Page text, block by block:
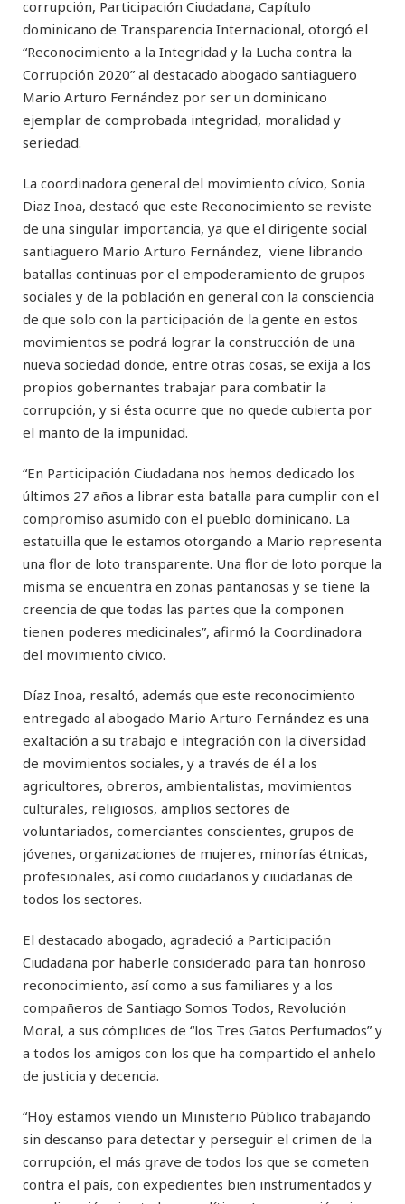
corrupción, Participación Ciudadana, Capítulo
dominicano de Transparencia Internacional, otorgó el
“Reconocimiento a la Integridad y la Lucha contra la
Corrupción 2020” al destacado abogado santiaguero
Mario Arturo Fernández por ser un dominicano
ejemplar de comprobada integridad, moralidad y
seriedad.
La coordinadora general del movimiento cívico, Sonia
Diaz Inoa, destacó que este Reconocimiento se reviste
de una singular importancia, ya que el dirigente social
santiaguero Mario Arturo Fernández, viene librando
batallas continuas por el empoderamiento de grupos
sociales y de la población en general con la consciencia
de que solo con la participación de la gente en estos
movimientos se podrá lograr la construcción de una
nueva sociedad donde, entre otras cosas, se exija a los
propios gobernantes trabajar para combatir la
corrupción, y si ésta ocurre que no quede cubierta por
el manto de la impunidad.
“En Participación Ciudadana nos hemos dedicado los
últimos 27 años a librar esta batalla para cumplir con el
compromiso asumido con el pueblo dominicano. La
estatuilla que le estamos otorgando a Mario representa
una flor de loto transparente. Una flor de loto porque la
misma se encuentra en zonas pantanosas y se tiene la
creencia de que todas las partes que la componen
tienen poderes medicinales”, afirmó la Coordinadora
del movimiento cívico.
Díaz Inoa, resaltó, además que este reconocimiento
entregado al abogado Mario Arturo Fernández es una
exaltación a su trabajo e integración con la diversidad
de movimientos sociales, y a través de él a los
agricultores, obreros, ambientalistas, movimientos
culturales, religiosos, amplios sectores de
voluntariados, comerciantes conscientes, grupos de
jóvenes, organizaciones de mujeres, minorías étnicas,
profesionales, así como ciudadanos y ciudadanas de
todos los sectores.
El destacado abogado, agradeció a Participación
Ciudadana por haberle considerado para tan honroso
reconocimiento, así como a sus familiares y a los
compañeros de Santiago Somos Todos, Revolución
Moral, a sus cómplices de “los Tres Gatos Perfumados” y
a todos los amigos con los que ha compartido el anhelo
de justicia y decencia.
“Hoy estamos viendo un Ministerio Público trabajando
sin descanso para detectar y perseguir el crimen de la
corrupción, el más grave de todos los que se cometen
contra el país, con expedientes bien instrumentados y